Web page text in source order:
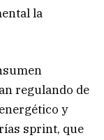
la
regulando de
y
sprint, que